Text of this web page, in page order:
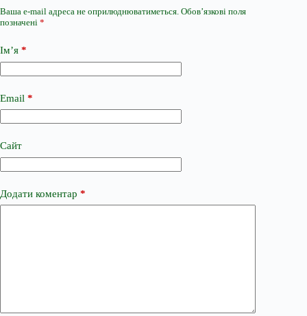
Ваша e-mail адреса не оприлюднюватиметься. Обов’язкові поля
позначені *
Ім’я *
Email *
Сайт
Додати коментар *